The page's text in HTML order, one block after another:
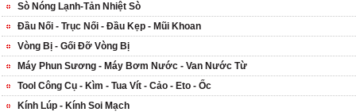
Sò Nóng Lạnh-Tản Nhiệt Sò
Đầu Nối - Trục Nối - Đầu Kẹp - Mũi Khoan
Vòng Bị - Gối Đỡ Vòng Bị
Máy Phun Sương - Máy Bơm Nước - Van Nước Từ
Tool Công Cụ - Kìm - Tua Vít - Cảo - Eto - Ốc
Kính Lúp - Kính Soi Mạch